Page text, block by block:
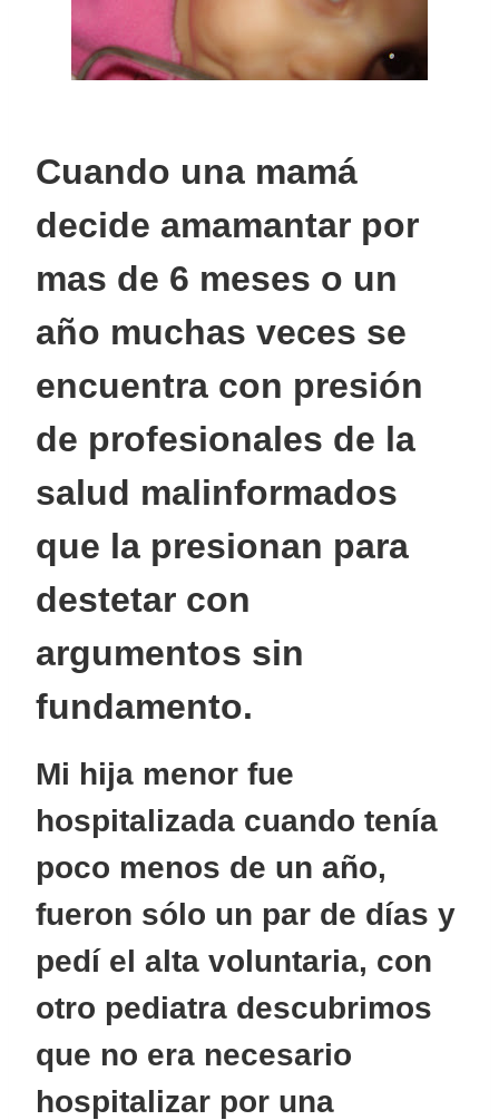
Cuando una mamá
decide amamantar por
mas de 6 meses o un
año muchas veces se
encuentra con presión
de profesionales de la
salud malinformados
que la presionan para
destetar con
argumentos sin
fundamento.
Mi hija menor fue
hospitalizada cuando tenía
poco menos de un año,
fueron sólo un par de días y
pedí el alta voluntaria, con
otro pediatra descubrimos
que no era necesario
hospitalizar por una